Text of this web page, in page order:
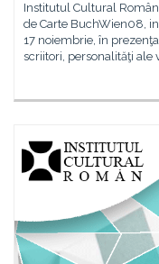
Institutul Cultural
de Carte BuchWien08,
17 noiembrie, în
scriitori, personalităţi ale